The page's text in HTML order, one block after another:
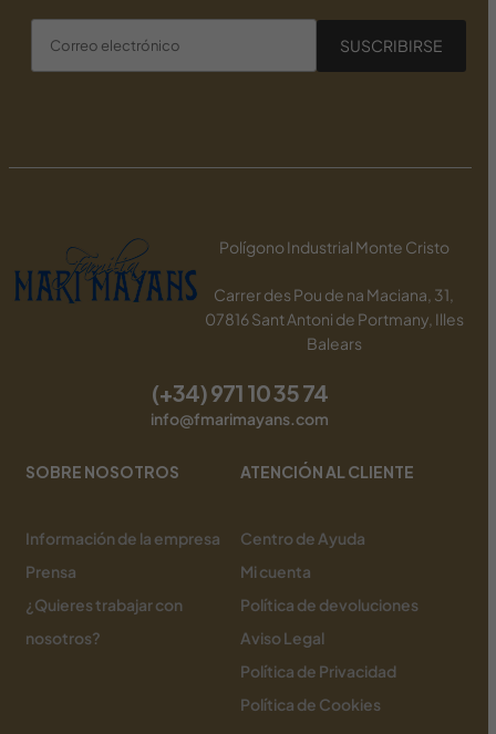
Polígono Industrial Monte Cristo
Carrer des Pou de na Maciana, 31,
07816 Sant Antoni de Portmany, Illes
Balears
(+34) 971 10 35 74
info@fmarimayans.com
SOBRE NOSOTROS
Información de la empresa
Prensa
¿Quieres trabajar con
nosotros?
ATENCIÓN AL CLIENTE
Centro de Ayuda
Mi cuenta
Política de devoluciones
Aviso Legal
Política de Privacidad
Política de Cookies